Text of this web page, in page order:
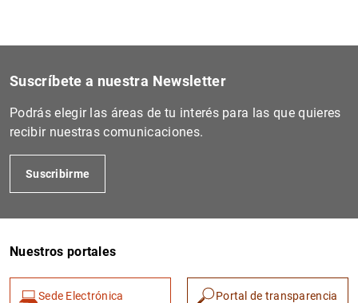
Suscríbete a nuestra Newsletter
Podrás elegir las áreas de tu interés para las que quieres
recibir nuestras comunicaciones.
Suscribirme
Nuestros portales
Sede Electrónica Portal de transparencia